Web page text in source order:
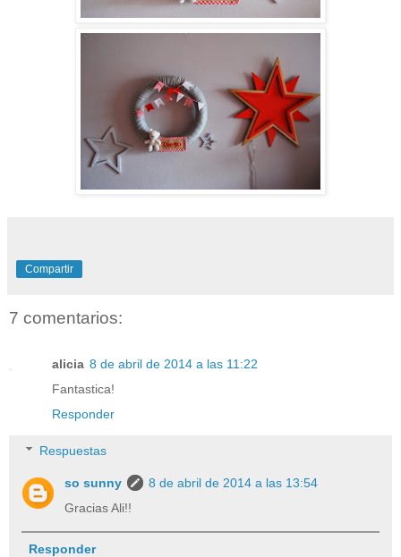
Compartir
7 comentarios:
alicia 8 de abril de 2014 a las 11:22
Fantastica!
Responder
Respuestas
so sunny
8 de abril de 2014 a las 13:54
Gracias Ali!!
Responder